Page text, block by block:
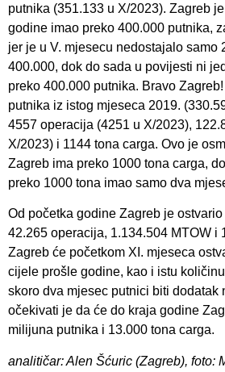
putnika (351.133 u X/2023). Zagreb
godine imao preko 400.000 putnika,
jer je u V. mjesecu nedostajalo samo
400.000, dok do sada u povijesti ni
preko 400.000 putnika. Bravo
putnika iz istog mjeseca 2019.
4557 operacija (4251 u X/2023),
X/2023) i 1144 tona carga. Ovo je
Zagreb ima preko 1000 tona carga,
preko 1000 tona imao samo dva
Od početka godine Zagreb je
42.265 operacija, 1.134.504 MTOW i
Zagreb će početkom XI. mjeseca
cijele prošle godine, kao i istu
skoro dva mjesec putnici biti dodatak
očekivati je da će do kraja godine
milijuna putnika i 13.000 tona carga.
analitičar: Alen Šćuric (Zagreb), foto: